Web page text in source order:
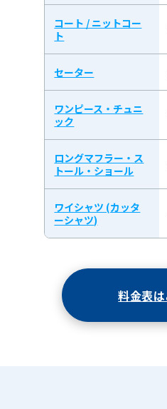
コート / ニットコー
ト
セーター
ワンピース・チュニ
ック
ロングマフラー・ス
トール・ショール
ワイシャツ (カッタ
ーシャツ)
料金表